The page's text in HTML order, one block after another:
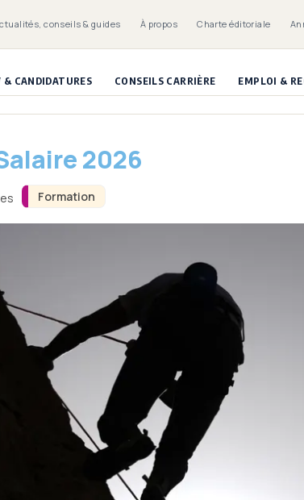
conseils & guides À propos Charte éditoriale
& CANDIDATURES CONSEILS CARRIÈRE EMPLOI &
Formation
2026